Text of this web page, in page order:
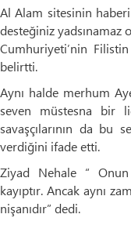
Al Alam sitesinin
desteğiniz
Cumhuriyeti’nin
belirtti.
Aynı halde merhum
seven müstesna bir
savaşçılarının da bu
verdiğini ifade etti.
Ziyad Nehale “
kayıptır. Ancak aynı
nişanıdır” dedi.